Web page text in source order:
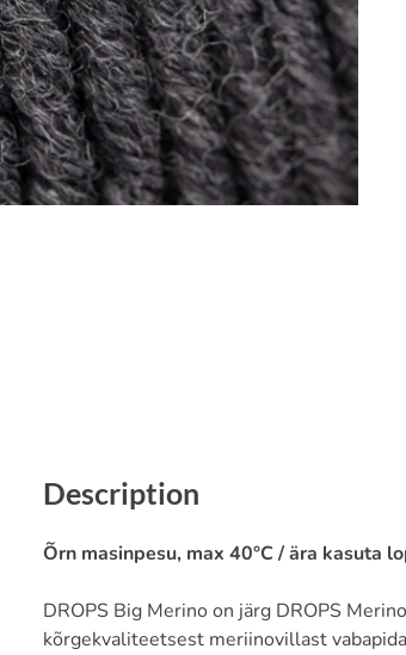
Description
Õrn masinpesu, max 40°C / ära kasuta
DROPS Big Merino on järg DROPS
kõrgekvaliteetsest meriinovillast